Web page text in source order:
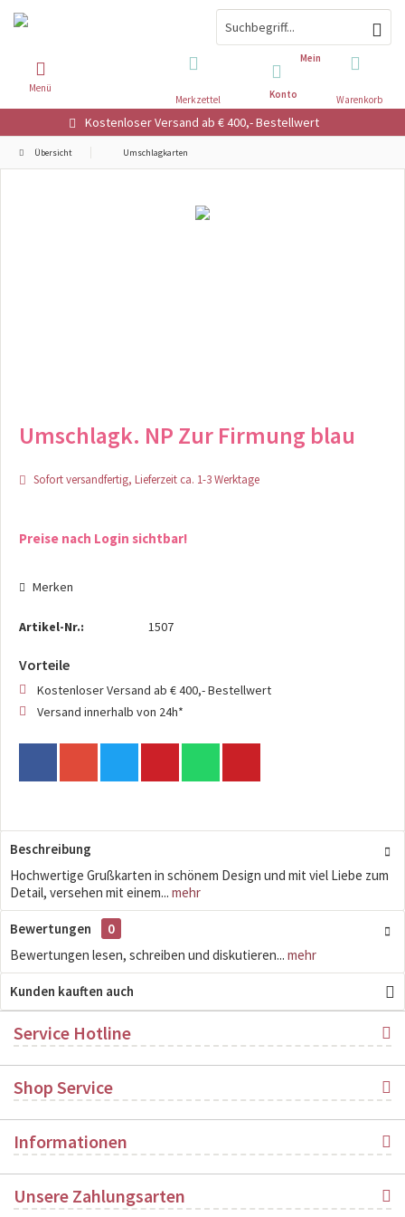
Kostenloser Versand ab € 400,- Bestellwert
Warenkorb
Merkzettel
Mein
Konto
Menü
Übersicht Umschlagkarten
Umschlagk. NP Zur Firmung blau
Sofort versandfertig, Lieferzeit ca. 1-3 Werktage
Preise nach Login sichtbar!
Merken
Artikel-Nr.: 1507
Vorteile
Kostenloser Versand ab € 400,- Bestellwert
Versand innerhalb von 24h*
Beschreibung
Hochwertige Grußkarten in schönem Design und mit viel Liebe zum
Detail, versehen mit einem... mehr
Bewertungen
0
Bewertungen lesen, schreiben und diskutieren... mehr
Kunden kauften auch
Service Hotline
Shop Service
Informationen
Unsere Zahlungsarten